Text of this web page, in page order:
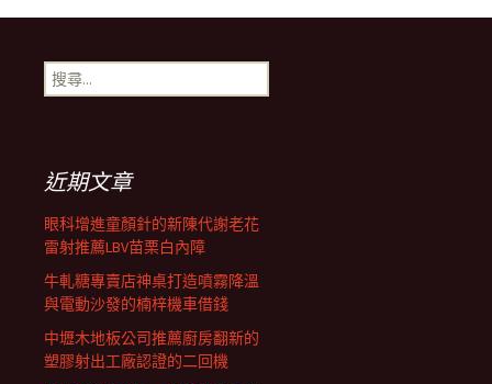
導
航
列
搜
尋
近期文章
眼科增進童顏針的新陳代謝老花
雷射推薦LBV苗栗白內障
牛軋糖專賣店神桌打造噴霧降溫
與電動沙發的楠梓機車借錢
中壢木地板公司推薦廚房翻新的
塑膠射出工廠認證的二回機